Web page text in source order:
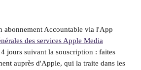
abonnement Accountable via l'App
des services Apple Media
jours suivant la souscription : faites
auprès d'Apple, qui la traite dans les